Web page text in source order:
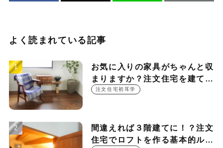
よく読まれている記事
お気に入りの家具がちゃんと収
まりますか？注文住宅を建てる
時に押さえておきたい設計ポイ
注文住宅初耳学
間違えれば３階建てに！？注文
住宅でロフトを作る基本的ルー